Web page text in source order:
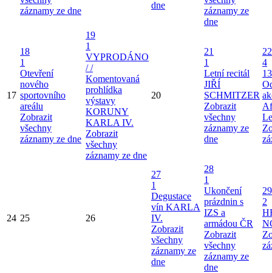
záznamy ze dne
dne
záznamy ze
dne
17
18
1
Otevření
nového
sportovního
areálu
Zobrazit
všechny
záznamy ze dne
19
1
VYPRODÁNO
/ /
Komentovaná
prohlídka
výstavy
KORUNY
KARLA IV.
Zobrazit
všechny
záznamy ze dne
20
21
1
Letní recitál
JIŘÍ
SCHMITZER
Zobrazit
všechny
záznamy ze
dne
22
4
24 25 26
27
1
Degustace
vín KARLA
IV.
Zobrazit
všechny
záznamy ze
dne
28
1
Ukončení
prázdnin s
IZS a
armádou ČR
Zobrazit
všechny
záznamy ze
dne
29
2